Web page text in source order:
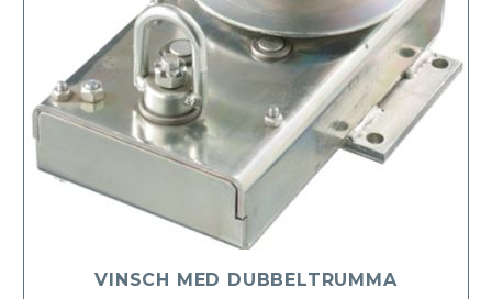
VINSCH MED DUBBELTRUMMA